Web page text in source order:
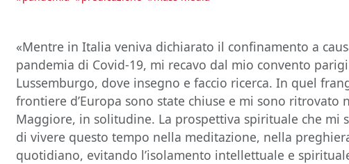
«Mentre in Italia veniva dichiarato il confinamento a
pandemia di Covid-19, mi recavo dal mio convento
Lussemburgo, dove insegno e faccio ricerca. In quel
frontiere d’Europa sono state chiuse e mi sono ritrovato
Maggiore, in solitudine. La prospettiva spirituale che mi
di vivere questo tempo nella meditazione, nella
quotidiano, evitando l’isolamento intellettuale e